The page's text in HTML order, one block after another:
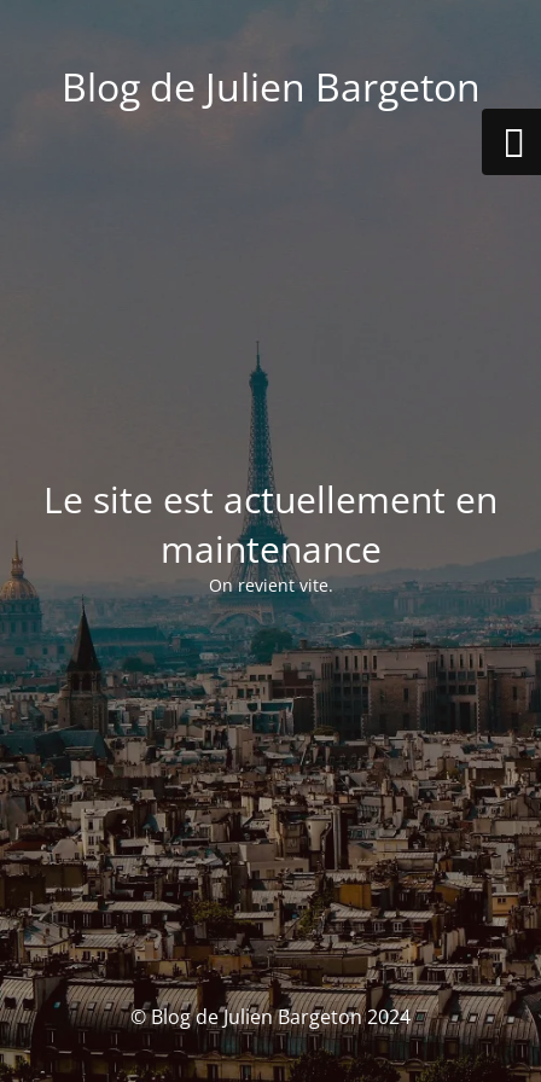
Blog de Julien Bargeton
Le site est actuellement en
maintenance
On revient vite.
© Blog de Julien Bargeton 2024